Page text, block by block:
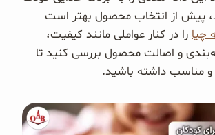
پیش از انتخاب محصول بهتر است
چیا را در کنار عواملی مانند کیفیت،
و اصالت محصول بررسی کنید تا
و مناسب داشته باشید.